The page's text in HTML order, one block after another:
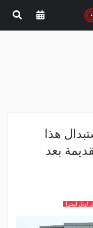
هذا
بعد
اوبل استرا